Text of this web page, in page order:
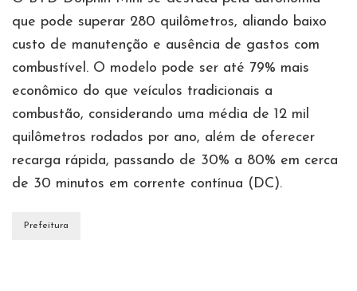
que pode superar 280 quilômetros, aliando baixo
custo de manutenção e ausência de gastos com
combustível. O modelo pode ser até 79% mais
econômico do que veículos tradicionais a
combustão, considerando uma média de 12 mil
quilômetros rodados por ano, além de oferecer
recarga rápida, passando de 30% a 80% em cerca
de 30 minutos em corrente contínua (DC).
Prefeitura